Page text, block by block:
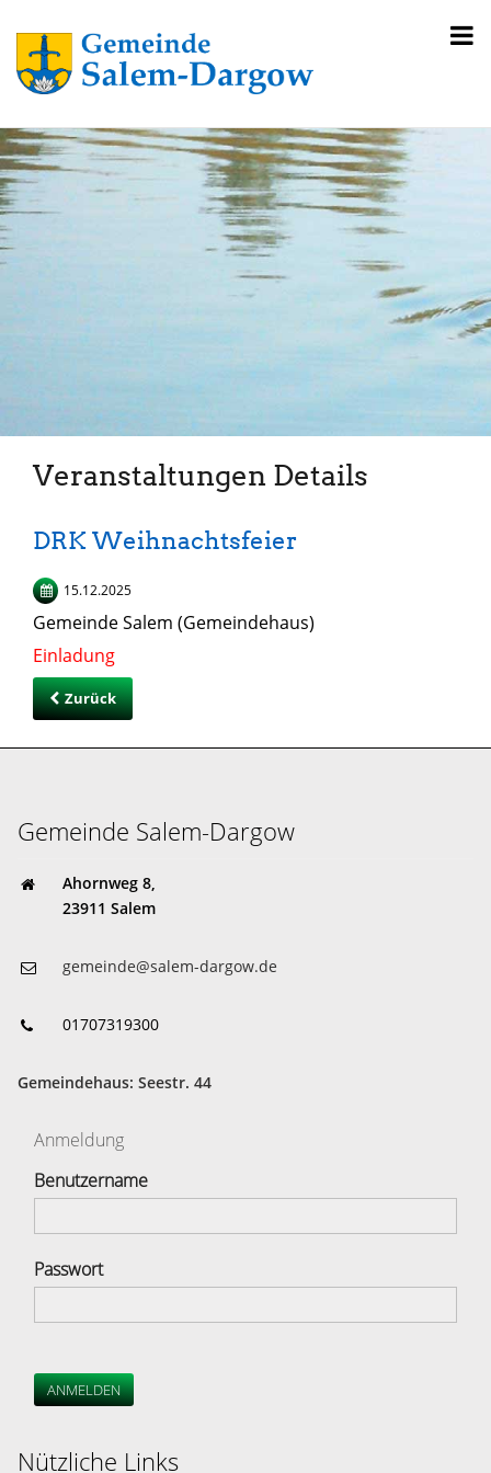
Veranstaltungen Details
DRK Weihnachtsfeier
15.12.2025
Gemeinde Salem (Gemeindehaus)
Einladung
Zurück
Gemeinde Salem-Dargow
Ahornweg 8,
23911 Salem
gemeinde@salem-dargow.de
01707319300
Gemeindehaus: Seestr. 44
Anmeldung
Benutzername
Passwort
ANMELDEN
Nützliche Links